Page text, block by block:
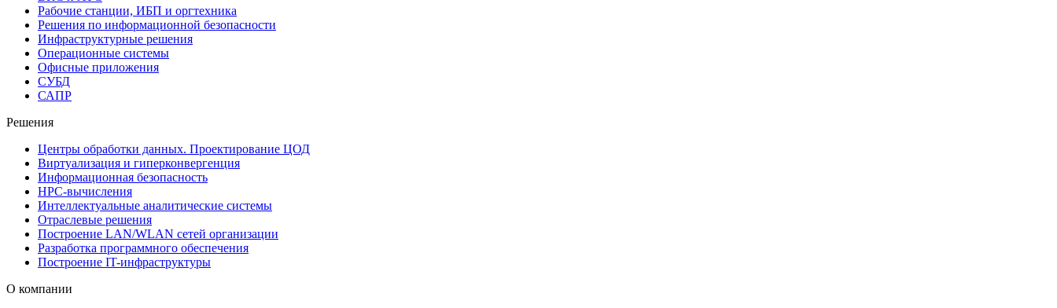
Рабочие станции, ИБП и оргтехника
Решения по информационной безопасности
Инфраструктурные решения
Операционные системы
Офисные приложения
СУБД
САПР
Решения
Центры обработки данных. Проектирование ЦОД
Виртуализация и гиперконвергенция
Информационная безопасность
HPC-вычисления
Интеллектуальные аналитические системы
Отраслевые решения
Построение LAN/WLAN сетей организации
Разработка программного обеспечения
Построение IT-инфраструктуры
О компании